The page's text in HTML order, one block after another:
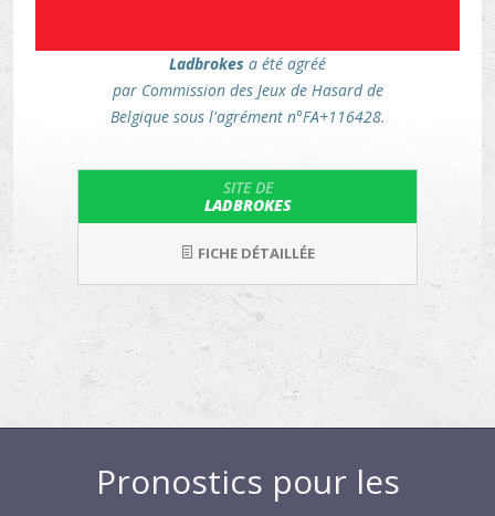
Ladbrokes a été agréé
par Commission des Jeux de Hasard de
Belgique sous l'agrément n°FA+116428.
SITE DE
LADBROKES
FICHE DÉTAILLÉE
Pronostics pour les